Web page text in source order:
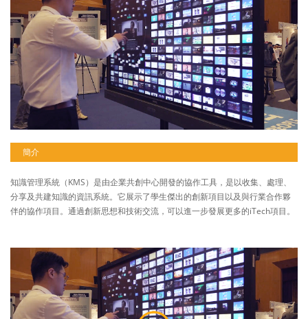
簡介
知識管理系統（KMS）是由企業共創中心開發的協作工具，是以收集、處理、
分享及共建知識的資訊系統。它展示了學生傑出的創新項目以及與行業合作夥
伴的協作項目。通過創新思想和技術交流，可以進一步發展更多的iTech項目。